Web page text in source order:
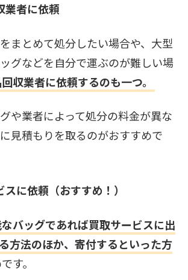
業者に依頼
まとめて処分したい場合や、大型
グなどを自分で運ぶのが難しい場
収業者に依頼するのも一つ。
や業者によって処分の料金が異な
見積もりを取るのがおすすめで
に依頼（おすすめ！）
バッグであれば買取サービスに出
方法のほか、寄付するといった方
す。